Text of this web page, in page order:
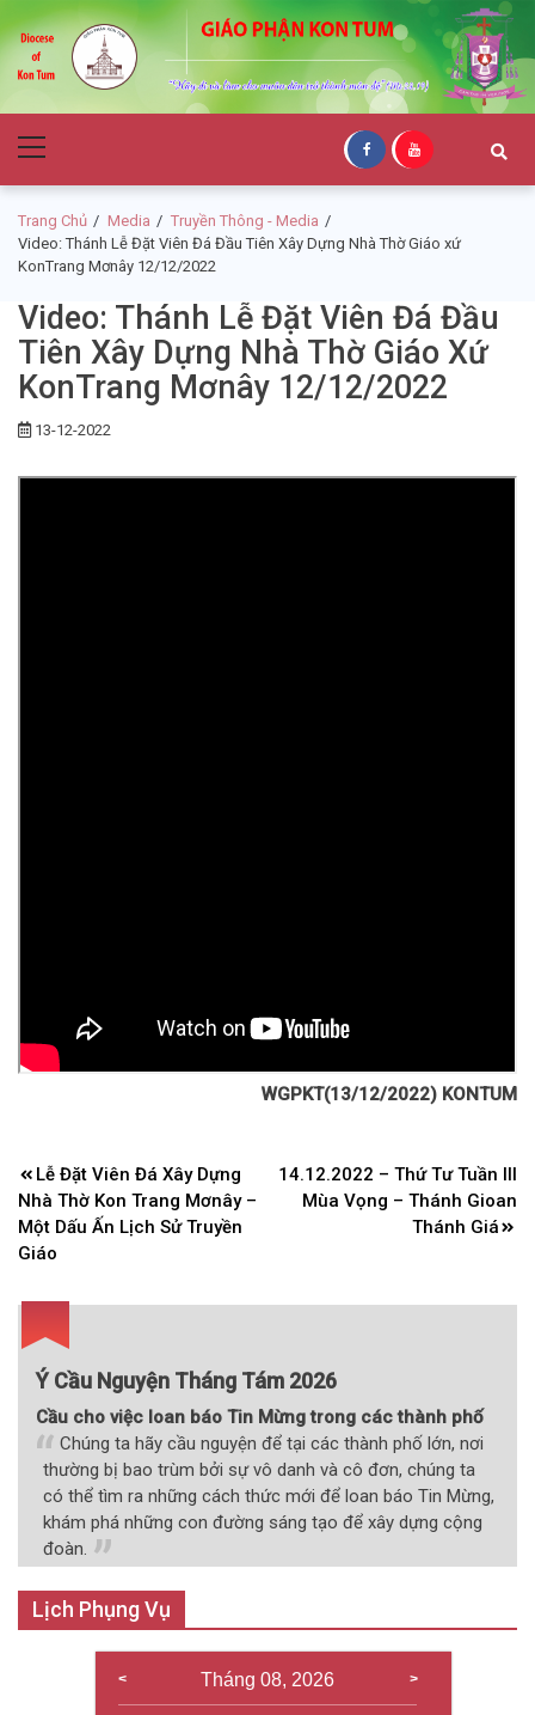
to
navigation
to
content
Giáo Phận Kon
Tum
Menu
Trang Chủ Media
Truyền Thông - Media
Video: Thánh Lễ Đặt Viên Đá Đầu Tiên Xây Dựng Nhà Thờ Giáo xứ
KonTrang Mơnây 12/12/2022
Video: Thánh Lễ Đặt Viên Đá Đầu
Tiên Xây Dựng Nhà Thờ Giáo Xứ
KonTrang Mơnây 12/12/2022
13-12-2022
WGPKT(13/12/2022) KONTUM
Điều
hướng
bài
viết
Lễ Đặt Viên Đá Xây Dựng
Nhà Thờ Kon Trang Mơnây –
Một Dấu Ấn Lịch Sử Truyền
Giáo
14.12.2022 – Thứ Tư Tuần III
Mùa Vọng – Thánh Gioan
Thánh Giá
Ý Cầu Nguyện Tháng Tám 2026
Cầu cho việc loan báo Tin Mừng trong các thành phố
Chúng ta hãy cầu nguyện để tại các thành phố lớn, nơi
thường bị bao trùm bởi sự vô danh và cô đơn, chúng ta
có thể tìm ra những cách thức mới để loan báo Tin Mừng,
khám phá những con đường sáng tạo để xây dựng cộng
đoàn.
Lịch Phụng Vụ
Tháng 08, 2026